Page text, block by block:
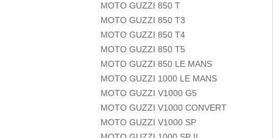
MOTO GUZZI 850 T
MOTO GUZZI 850 T3
MOTO GUZZI 850 T4
MOTO GUZZI 850 T5
MOTO GUZZI 850 LE MANS
MOTO GUZZI 1000 LE MANS
MOTO GUZZI V1000 G5
MOTO GUZZI V1000 CONVERT
MOTO GUZZI V1000 SP